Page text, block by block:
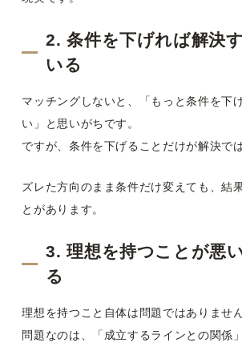
2. 条件を下げれば解決
いる
マッチングしないと、「もっと条件を下
い」と思いがちです。
ですが、条件を下げることだけが解決で
ズレた方向のまま条件だけ変えても、結
とがあります。
3. 理想を持つことが悪
る
理想を持つこと自体は問題ではありません
問題なのは、「成立するラインとの関係